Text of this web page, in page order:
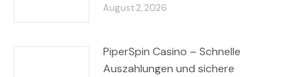
August 2, 2026
PiperSpin Casino – Schnelle
Auszahlungen und sichere